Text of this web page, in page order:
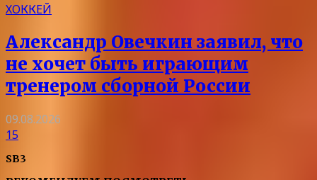
ХОККЕЙ
Александр Овечкин заявил, что
не хочет быть играющим
тренером сборной России
09.08.2026
15
SB3